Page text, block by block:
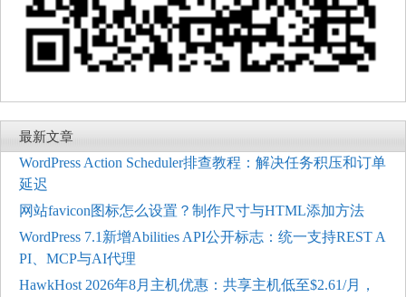
最新文章
WordPress Action Scheduler排查教程：解决任务积压和订单
延迟
网站favicon图标怎么设置？制作尺寸与HTML添加方法
WordPress 7.1新增Abilities API公开标志：统一支持REST A
PI、MCP与AI代理
HawkHost 2026年8月主机优惠：共享主机低至$2.61/月，